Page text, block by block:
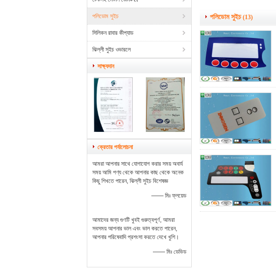
পলিডোম সুইচ
সিলিকন রাবার কীপ্যাড
ঝিল্লী সুইচ ওভারলে
সাক্ষ্যদান
ক্রেতার পর্যালোচনা
আমরা আপনার সাথে যোগাযোগ করার সময় অবার্য
সময় আমি পণ্য থেকে আপনার কাছ থেকে অনেক
কিছু শিখতে পারেন, ঝিল্লী সুইচ বিশেষজ্ঞ
—— মিঃ ফ্লয়েড
আমাদের জন্য গুণটি খুবই গুরুত্বপূর্ণ, আমরা
সবসময় আপনার ভাল এবং ভাল করতে পারেন,
আপনার পরিষেবাদি প্রশংসা করতে দেখে খুশি।
—— মিঃ ডেভিড
পলিডোম সুইচ (13)